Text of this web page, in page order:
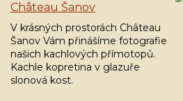
Château Šanov
V krásných prostorách Château
Šanov Vám přinášíme fotografie
našich kachlových přímotopů.
Kachle kopretina v glazuře
slonová kost.